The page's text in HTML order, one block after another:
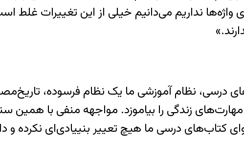
نداریم می‌دانیم خیلی از این تغییرات غلط
درسی، نظام آموزشی ما یک نظام فرسوده،
زندگی را بیاموزد. مواجهه منفی با همین